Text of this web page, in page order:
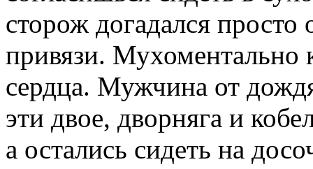
сторож догадался
привязи. Мухоментально
сердца. Мужчина от
эти двое, дворняга и
а остались сидеть на